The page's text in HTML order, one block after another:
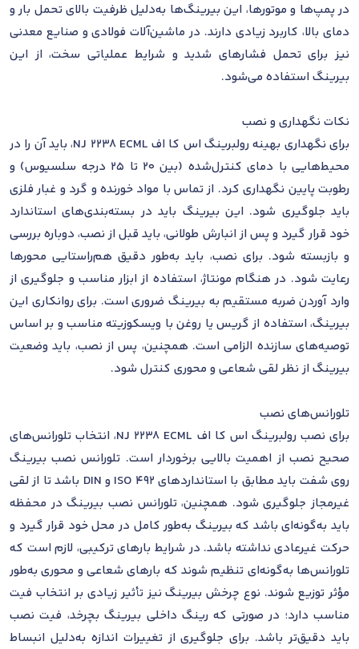
در پمپ‌ها و موتورها، این بیرینگ‌ها به‌دلیل ظرفیت بالای تحمل بار و
دمای بالا، کاربرد زیادی دارند. در ماشین‌آلات فولادی و صنایع معدنی
نیز برای تحمل فشارهای شدید و شرایط عملیاتی سخت، از این
بیرینگ استفاده می‌شود.
نکات نگهداری و نصب
برای نگهداری بهینه رولبرینگ اس کا اف NJ 2238 ECML، باید آن را در
محیط‌هایی با دمای کنترل‌شده (بین 20 تا 25 درجه سلسیوس) و
رطوبت پایین نگهداری کرد. از تماس با مواد خورنده و گرد و غبار فلزی
باید جلوگیری شود. این بیرینگ باید در بسته‌بندی‌های استاندارد
خود قرار گیرد و پس از انبارش طولانی، باید قبل از نصب، دوباره بررسی
و بازبسته شود. برای نصب، باید به‌طور دقیق هم‌راستایی محورها
رعایت شود. در هنگام مونتاژ، استفاده از ابزار مناسب و جلوگیری از
وارد آوردن ضربه مستقیم به بیرینگ ضروری است. برای روانکاری این
بیرینگ، استفاده از گریس یا روغن با ویسکوزیته مناسب و بر اساس
توصیه‌های سازنده الزامی است. همچنین، پس از نصب، باید وضعیت
بیرینگ از نظر لقی شعاعی و محوری کنترل شود.
تلورانس‌های نصب
برای نصب رولبرینگ اس کا اف NJ 2238 ECML، انتخاب تلورانس‌های
صحیح نصب از اهمیت بالایی برخوردار است. تلورانس نصب بیرینگ
روی شفت باید مطابق با استانداردهای ISO 492 و DIN باشد تا از لقی
غیرمجاز جلوگیری شود. همچنین، تلورانس نصب بیرینگ در محفظه
باید به‌گونه‌ای باشد که بیرینگ به‌طور کامل در محل خود قرار گیرد و
حرکت غیرعادی نداشته باشد. در شرایط بارهای ترکیبی، لازم است که
تلورانس‌ها به‌گونه‌ای تنظیم شوند که بارهای شعاعی و محوری به‌طور
مؤثر توزیع شوند. نوع چرخش بیرینگ نیز تأثیر زیادی بر انتخاب فیت
مناسب دارد؛ در صورتی که رینگ داخلی بیرینگ بچرخد، فیت نصب
باید دقیق‌تر باشد. برای جلوگیری از تغییرات اندازه به‌دلیل انبساط